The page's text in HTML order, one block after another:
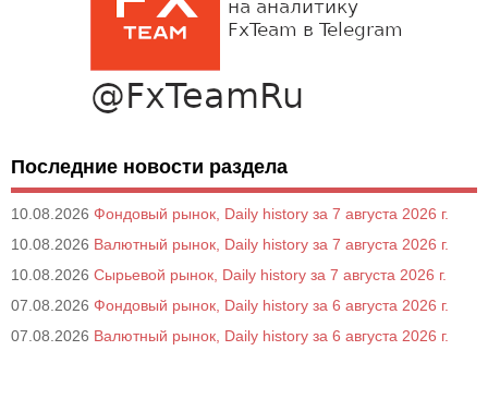
Последние новости раздела
10.08.2026 Фондовый рынок, Daily history за 7 августа 2026 г.
10.08.2026 Валютный рынок, Daily history за 7 августа 2026 г.
10.08.2026 Сырьевой рынок, Daily history за 7 августа 2026 г.
07.08.2026 Фондовый рынок, Daily history за 6 августа 2026 г.
07.08.2026 Валютный рынок, Daily history за 6 августа 2026 г.